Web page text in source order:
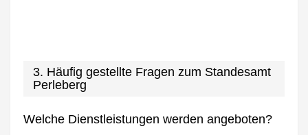
3. Häufig gestellte Fragen zum Standesamt
Perleberg
Welche Dienstleistungen werden angeboten?